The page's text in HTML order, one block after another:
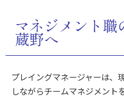
マネジメント
蔵野へ
プレイングマネージャーは、
しながらチームマネジメント